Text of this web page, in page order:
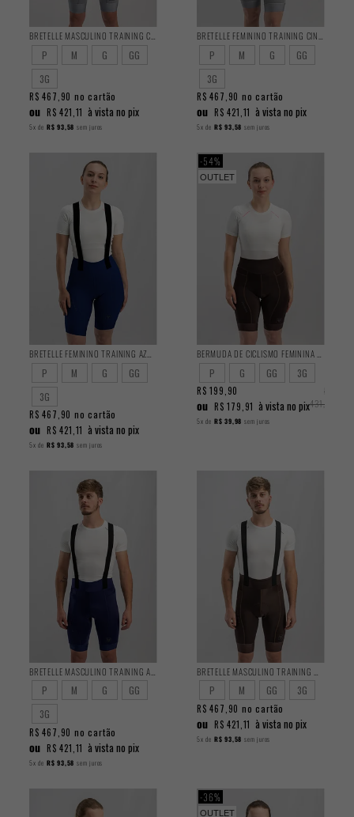
BRETELLE MASCULINO TRAINING CINZA 2025
P M G
GG
3G
R$ 467,90 no cartão
ou R$ 421,11 à vista no pix
5x de R$ 93,58 sem juros
BRETELLE FEMININO TRAINING CINZA 2025
P M G
GG
3G
R$ 467,90 no cartão
ou R$ 421,11 à vista no pix
5x de R$ 93,58 sem juros
P M G
GG
3G
R$ 467,90 no cartão
ou R$ 421,11 à vista no pix
5x de R$ 93,58 sem juros
OUTLET
54%
P G GG 3G
R$
431,90
R$ 199,90
ou R$ 179,91 à vista no pix
5x de R$ 39,98 sem juros
P M G
GG
3G
R$ 467,90 no cartão
ou R$ 421,11 à vista no pix
5x de R$ 93,58 sem juros
P M GG 3G
R$ 467,90 no cartão
ou R$ 421,11 à vista no pix
5x de R$ 93,58 sem juros
OUTLET
36%